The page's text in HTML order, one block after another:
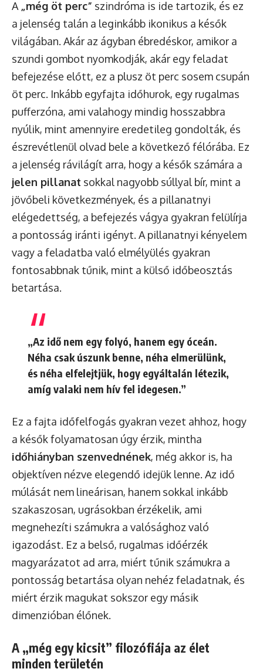
A „még öt perc” szindróma is ide tartozik, és ez
a jelenség talán a leginkább ikonikus a késők
világában. Akár az ágyban ébredéskor, amikor a
szundi gombot nyomkodják, akár egy feladat
befejezése előtt, ez a plusz öt perc sosem csupán
öt perc. Inkább egyfajta időhurok, egy rugalmas
pufferzóna, ami valahogy mindig hosszabbra
nyúlik, mint amennyire eredetileg gondolták, és
észrevétlenül olvad bele a következő félórába. Ez
a jelenség rávilágít arra, hogy a késők számára a
jelen pillanat sokkal nagyobb súllyal bír, mint a
jövőbeli következmények, és a pillanatnyi
elégedettség, a befejezés vágya gyakran felülírja
a pontosság iránti igényt. A pillanatnyi kényelem
vagy a feladatba való elmélyülés gyakran
fontosabbnak tűnik, mint a külső időbeosztás
betartása.
„Az idő nem egy folyó, hanem egy óceán.
Néha csak úszunk benne, néha elmerülünk,
és néha elfelejtjük, hogy egyáltalán létezik,
amíg valaki nem hív fel idegesen.”
Ez a fajta időfelfogás gyakran vezet ahhoz, hogy
a késők folyamatosan úgy érzik, mintha
időhiányban szenvednének, még akkor is, ha
objektíven nézve elegendő idejük lenne. Az idő
múlását nem lineárisan, hanem sokkal inkább
szakaszosan, ugrásokban érzékelik, ami
megnehezíti számukra a valósághoz való
igazodást. Ez a belső, rugalmas időérzék
magyarázatot ad arra, miért tűnik számukra a
pontosság betartása olyan nehéz feladatnak, és
miért érzik magukat sokszor egy másik
dimenzióban élőnek.
A „még egy kicsit” filozófiája az élet
minden területén